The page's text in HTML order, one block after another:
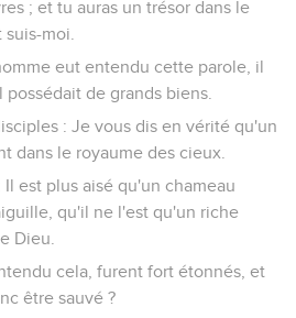
; et tu auras un trésor dans le
moi.
eut entendu cette parole, il
de grands biens.
: Je vous dis en vérité qu'un
dans le royaume des cieux.
est plus aisé qu'un chameau
qu'il ne l'est qu'un riche
Dieu.
cela, furent fort étonnés, et
être sauvé ?